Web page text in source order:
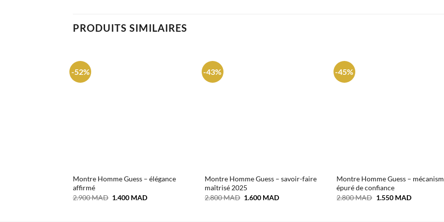
PRODUITS SIMILAIRES
-52%
Montre Homme Guess – élégance
affirmé
2.900MAD Le
1.400 MADLe
-43%
Montre Homme Guess – savoir-faire
maîtrisé 2025
2.800MAD Le
1.600 MADLe
-45%
Montre Homme Guess –
épuré de confiance
2.800MAD Le
1.550 MADLe